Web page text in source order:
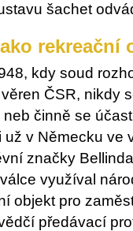
šachet
rekreační
kdy soud
ČSR, nikdy
činně se
v Německu ve
značky
využíval
objekt pro
předávací